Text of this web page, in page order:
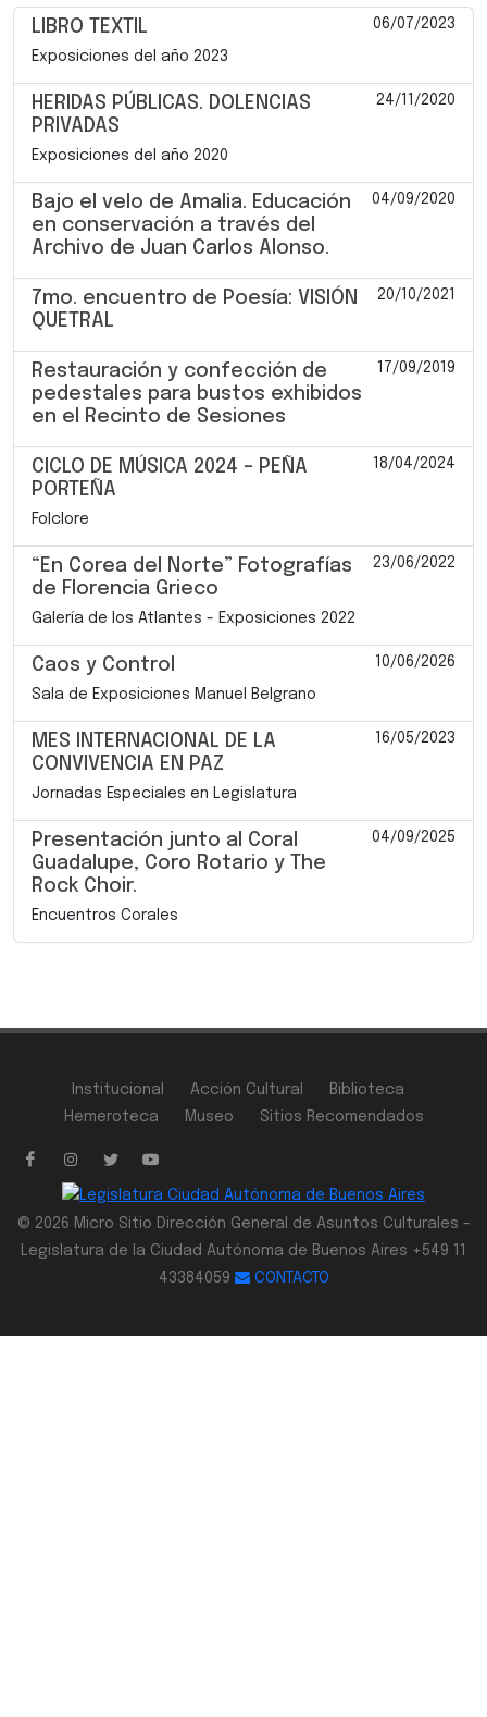
LIBRO TEXTIL 06/07/2023
Exposiciones del año 2023
HERIDAS PÚBLICAS. DOLENCIAS
PRIVADAS
24/11/2020
Exposiciones del año 2020
Bajo el velo de Amalia. Educación
en conservación a través del
Archivo de Juan Carlos Alonso.
04/09/2020
7mo. encuentro de Poesía: VISIÓN
QUETRAL
20/10/2021
Restauración y confección de
pedestales para bustos exhibidos
en el Recinto de Sesiones
17/09/2019
CICLO DE MÚSICA 2024 – PEÑA
PORTEÑA
18/04/2024
Folclore
“En Corea del Norte” Fotografías
de Florencia Grieco
23/06/2022
Galería de los Atlantes - Exposiciones 2022
Caos y Control 10/06/2026
Sala de Exposiciones Manuel Belgrano
MES INTERNACIONAL DE LA
CONVIVENCIA EN PAZ
16/05/2023
Jornadas Especiales en Legislatura
Presentación junto al Coral
Guadalupe, Coro Rotario y The
Rock Choir.
04/09/2025
Encuentros Corales
Institucional Acción Cultural
Biblioteca
Hemeroteca
Museo Sitios Recomendados
© 2026 Micro Sitio Dirección General de Asuntos Culturales -
Legislatura de la Ciudad Autónoma de Buenos Aires +549 11
43384059
CONTACTO